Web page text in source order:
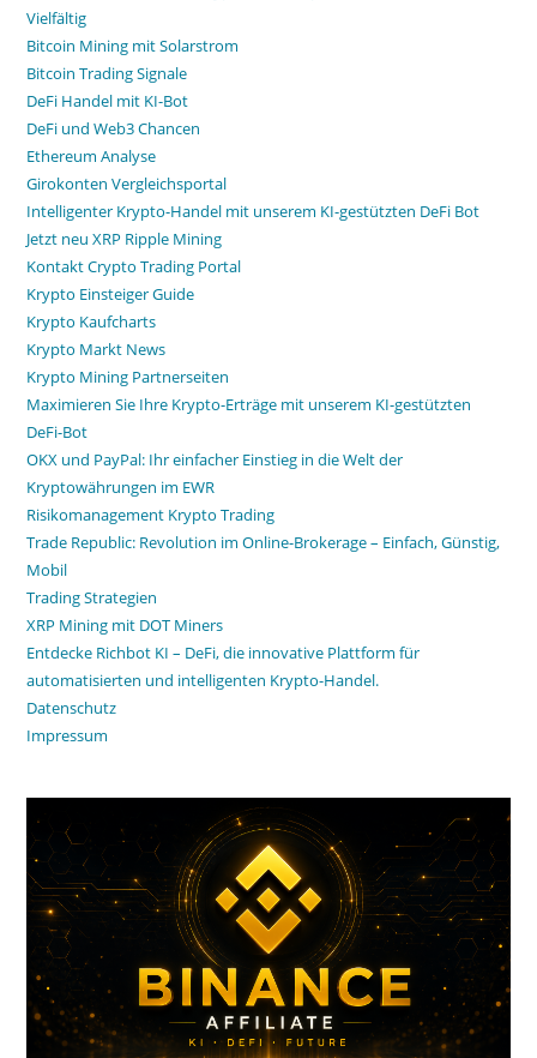
Vielfältig
Bitcoin Mining mit Solarstrom
Bitcoin Trading Signale
DeFi Handel mit KI-Bot
DeFi und Web3 Chancen
Ethereum Analyse
Girokonten Vergleichsportal
Intelligenter Krypto-Handel mit unserem KI-gestützten DeFi Bot
Jetzt neu XRP Ripple Mining
Kontakt Crypto Trading Portal
Krypto Einsteiger Guide
Krypto Kaufcharts
Krypto Markt News
Krypto Mining Partnerseiten
Maximieren Sie Ihre Krypto-Erträge mit unserem KI-gestützten
DeFi-Bot
OKX und PayPal: Ihr einfacher Einstieg in die Welt der
Kryptowährungen im EWR
Risikomanagement Krypto Trading
Trade Republic: Revolution im Online-Brokerage – Einfach, Günstig,
Mobil
Trading Strategien
XRP Mining mit DOT Miners
Entdecke Richbot KI – DeFi, die innovative Plattform für
automatisierten und intelligenten Krypto-Handel.
Datenschutz
Impressum